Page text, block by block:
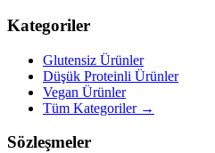
Kategoriler
Glutensiz Ürünler
Düşük Proteinli Ürünler
Vegan Ürünler
Tüm Kategoriler →
Sözleşmeler